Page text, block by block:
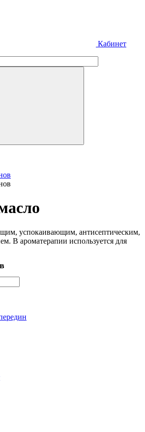
Кабинет
успокаивающим, антисептическим,
В ароматерапии используется для